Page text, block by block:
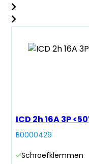
ICD 2h 16A 3P
B0000429
Schroefklemmen